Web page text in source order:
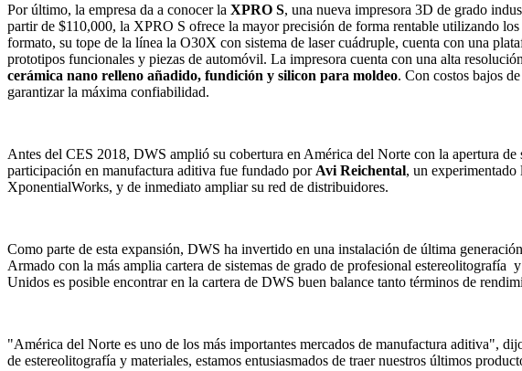
Por último, la empresa da a conocer la XPRO S, una nueva impresora 3D de grado
partir de $110,000, la XPRO S ofrece la mayor precisión de forma rentable utilizando
formato, su tope de la línea la O30X con sistema de laser cuádruple, cuenta con una
prototipos funcionales y piezas de automóvil. La impresora cuenta con una alta
cerámica nano relleno añadido, fundición y silicon para moldeo. Con costos bajos
garantizar la máxima confiabilidad.
Antes del CES 2018, DWS amplió su cobertura en América del Norte con la apertura
participación en manufactura aditiva fue fundado por Avi Reichental, un
XponentialWorks, y de inmediato ampliar su red de distribuidores.
Como parte de esta expansión, DWS ha invertido en una instalación de última
Armado con la más amplia cartera de sistemas de grado de profesional
Unidos es posible encontrar en la cartera de DWS buen balance tanto términos de
"América del Norte es uno de los más importantes mercados de manufactura aditiva",
de estereolitografía y materiales, estamos entusiasmados de traer nuestros últimos